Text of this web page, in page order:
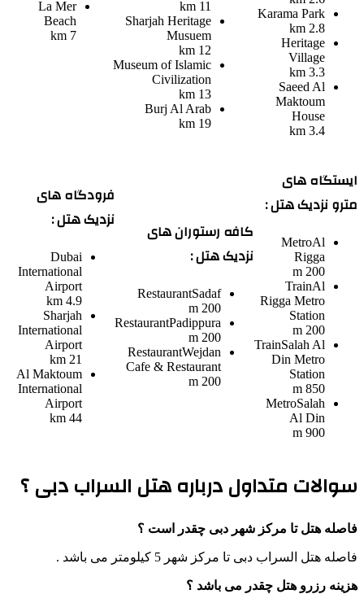
Karama Park
2.8 km
Heritage
Village
3.3 km
Saeed Al
Maktoum
House
3.4 km
11 km
Sharjah Heritage
Musuem
12 km
Museum of Islamic
Civilization
13 km
Burj Al Arab
19 km
La Mer
Beach
7 km
ایستگاه های
مترو نزدیک هتل :
MetroAl
Rigga
200 m
TrainAl
Rigga Metro
Station
200 m
TrainSalah Al
Din Metro
Station
850 m
MetroSalah
Al Din
900 m
کافه رستوران های
نزدیک هتل :
RestaurantSadaf
200 m
RestaurantPadippura
200 m
RestaurantWejdan
Cafe & Restaurant
200 m
فرودگاه های
نزدیک هتل :
Dubai
International
Airport
4.9 km
Sharjah
International
Airport
21 km
Al Maktoum
International
Airport
44 km
سوالات متداول درباره هتل السراب دبی ؟
فاصله هتل تا مرکز شهر دبی چقدر است ؟
فاصله هتل السراب دبی تا مرکز شهر 5 کیلومتر می باشد .
هزینه رزرو هتل چقدر می باشد ؟